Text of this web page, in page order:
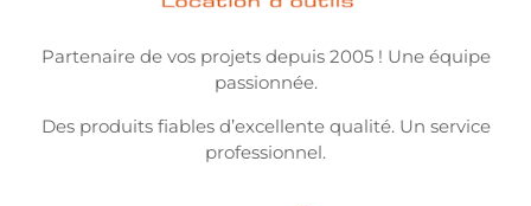
Partenaire de vos projets depuis 2005 ! Une équipe
passionnée.
Des produits fiables d’excellente qualité. Un service
professionnel.